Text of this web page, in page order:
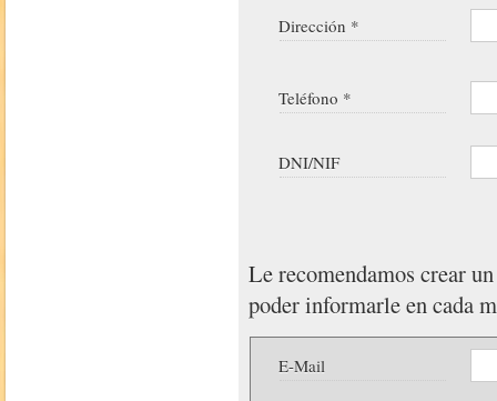
Dirección *
Teléfono *
DNI/NIF
Le recomendamos crear
poder informarle en cada
E-Mail